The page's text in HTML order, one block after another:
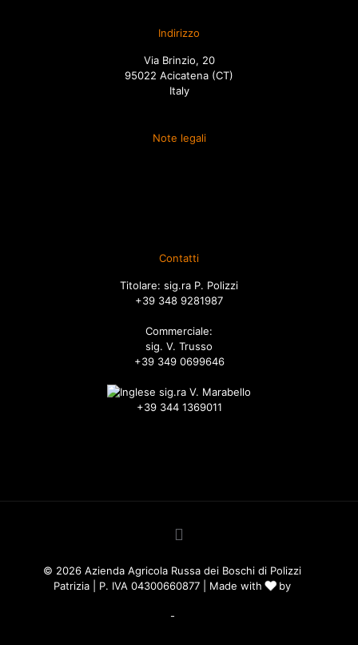
Indirizzo
Via Brinzio, 20
95022 Acicatena (CT)
Italy
Note legali
Contatti
Titolare: sig.ra P. Polizzi
+39 348 9281987
Commerciale:
sig. V. Trusso
+39 349 0699646
sig.ra V. Marabello
+39 344 1369011
© 2026 Azienda Agricola Russa dei Boschi di Polizzi
Patrizia | P. IVA 04300660877 | Made with❤️by
-